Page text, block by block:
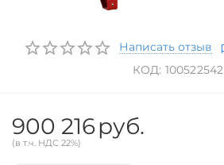
Написать отзыв
КОД: 100522542
900 216руб.
(в т.ч. НДС 22%)